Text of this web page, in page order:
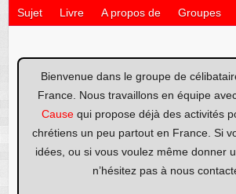
Sujet Livre A propos de Groupes
Bienvenue dans le groupe de
France. Nous travaillons en équipe
Cause qui propose déjà des activités
chrétiens un peu partout en France. Si
idées, ou si vous voulez même donner
n’hésitez pas à nous